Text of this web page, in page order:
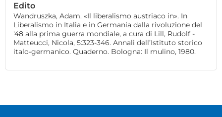
Edito
Wandruszka, Adam. «Il liberalismo austriaco in». In
Liberalismo in Italia e in Germania dalla rivoluzione del
'48 alla prima guerra mondiale, a cura di Lill, Rudolf -
Matteucci, Nicola, 5:323-346. Annali dell’Istituto storico
italo-germanico. Quaderno. Bologna: Il mulino, 1980.